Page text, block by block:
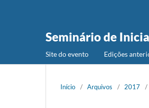
Seminário de
Site do evento Edições
Início / Arquivos / 2017 /